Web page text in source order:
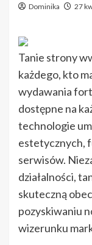
Dominika 27
Tanie strony
każdego, kto
wydawania
dostępne na
technologie
estetycznych,
serwisów.
działalności,
skuteczną
pozyskiwaniu
wizerunku